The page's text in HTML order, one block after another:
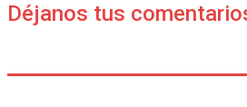
Déjanos tus